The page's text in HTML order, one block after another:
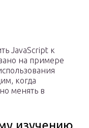
JavaScript к
на примере
когда
менять в